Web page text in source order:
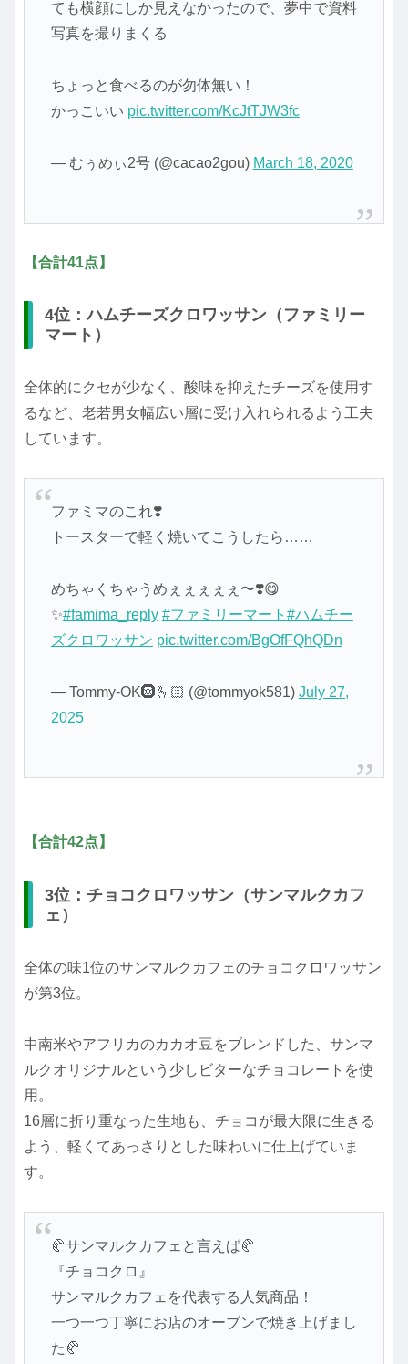
ても横顔にしか見えなかったので、夢中で資料
写真を撮りまくる
ちょっと食べるのが勿体無い！
かっこいい pic.twitter.com/KcJtTJW3fc
— むぅめぃ2号 (@cacao2gou) March 18, 2020
【合計41点】
4位：ハムチーズクロワッサン（ファミリー
マート）
全体的にクセが少なく、酸味を抑えたチーズを使用す
るなど、老若男女幅広い層に受け入れられるよう工夫
しています。
ファミマのこれ❣️
トースターで軽く焼いてこうしたら……
めちゃくちゃうめぇぇぇぇぇ〜❣️😋
✨#famima_reply #ファミリーマート #ハムチー
ズクロワッサン pic.twitter.com/BgOfFQhQDn
— Tommy-OK🛞🫰🏻 (@tommyok581) July 27,
2025
【合計42点】
3位：チョコクロワッサン（サンマルクカフ
ェ）
全体の味1位のサンマルクカフェのチョコクロワッサン
が第3位。
中南米やアフリカのカカオ豆をブレンドした、サンマ
ルクオリジナルという少しビターなチョコレートを使
用。
16層に折り重なった生地も、チョコが最大限に生きる
よう、軽くてあっさりとした味わいに仕上げていま
す。
🥐サンマルクカフェと言えば🥐
『チョコクロ』
サンマルクカフェを代表する人気商品！
一つ一つ丁寧にお店のオーブンで焼き上げまし
た🥐